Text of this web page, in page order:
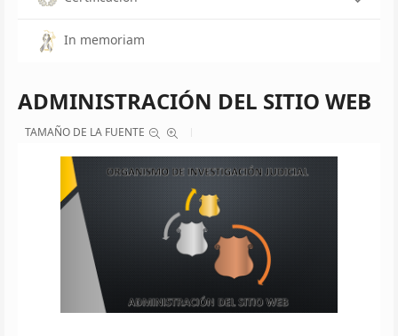
In memoriam
ADMINISTRACIÓN DEL SITIO WEB
TAMAÑO DE LA FUENTE